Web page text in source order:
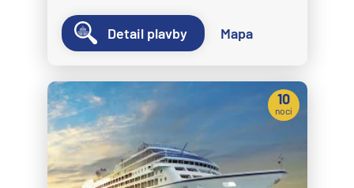
Disney Cruise Line
Disney Adventure
Disney Dream
Disney Fantasy
Disney Magic
Disney Treasure
Detail plavby Mapa
10
nocí